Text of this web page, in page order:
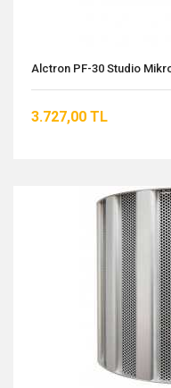
Alctron PF-30 Studio
3.727,00 TL